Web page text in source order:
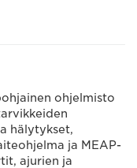
ohjelmisto
hälytykset,
ja MEAP-
ajurien ja